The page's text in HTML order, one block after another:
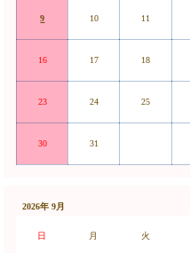
9 10 11
16 17 18
23 24 25
30 31
2026年 9月
日 月 火